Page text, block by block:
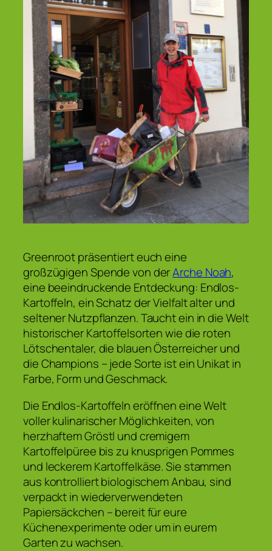
Greenroot präsentiert euch eine
großzügigen Spende von derArche Noah,
eine beeindruckende Entdeckung: Endlos-
Kartoffeln, ein Schatz der Vielfalt alter und
seltener Nutzpflanzen. Taucht ein in die Welt
historischer Kartoffelsorten wie die roten
Lötschentaler, die blauen Österreicher und
die Champions – jede Sorte ist ein Unikat in
Farbe, Form und Geschmack.
Die Endlos-Kartoffeln eröffnen eine Welt
vollerkulinarischer Möglichkeiten, von
herzhaftem Gröstl und cremigem
Kartoffelpüree bis zu knusprigen Pommes
und leckerem Kartoffelkäse. Sie stammen
aus kontrolliert biologischem Anbau, sind
verpackt in wiederverwendeten
Papiersäckchen – bereit für eure
Küchenexperimente oder um in eurem
Garten zu wachsen.